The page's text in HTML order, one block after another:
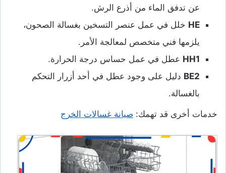
عن تدفق الماء من أذرع الرش.
HE خلل في عمل عنصر التسخين بغسالة الصحون،
يلزمها فني متخصص لمعالجة الأمر.
HH1 عطل في عمل حساس درجة الحرارة.
BE2 دليل على وجود عطل في أحد أزرار التحكم
بالغسالة.
خدمات أخرى قد تهمك: صيانة غسالات الخرج